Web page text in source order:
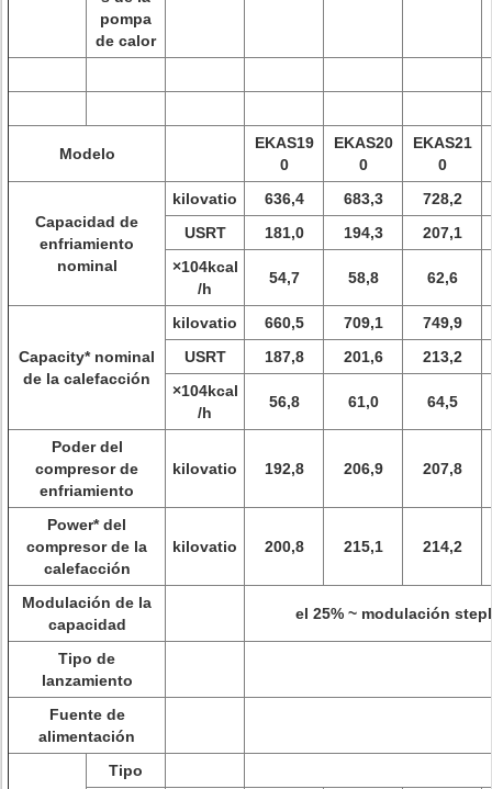
pompa
de calor
Modelo
EKAS19
0
EKAS20
0
EKAS21
0
Capacidad de
enfriamiento
nominal
kilovatio 636,4 683,3
728,2
USRT
181,0 194,3
207,1
×104kcal
/h
54,7 58,8 62,6
Capacity* nominal
de la calefacción
kilovatio 660,5 709,1
749,9
USRT
187,8 201,6
213,2
×104kcal
/h
56,8 61,0 64,5
Poder del
compresor de
enfriamiento
kilovatio 192,8 206,9 207,8
Power* del
compresor de la
calefacción
kilovatio 200,8 215,1 214,2
Modulación de la
capacidad
el 25% ~ modulación
Tipo de
lanzamiento
Fuente de
alimentación
Tipo